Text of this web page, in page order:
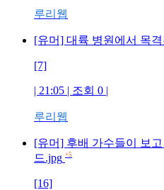
루리웹
[유머] 대륙 병원에서 목
[7]
| 21:05 | 조회 0 |
루리웹
[유머] 후배 가수들이 보
드.jpg +5
[16]